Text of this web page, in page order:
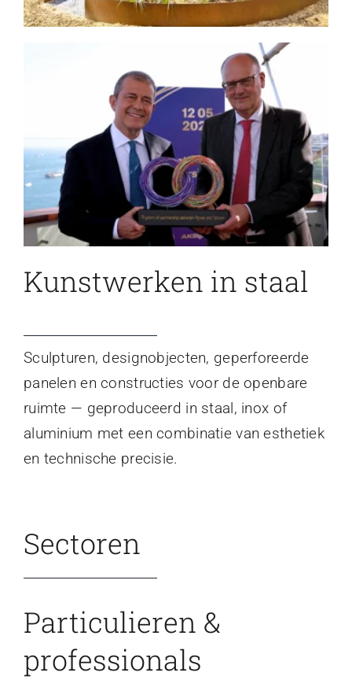
Kunstwerken in staal
Sculpturen, designobjecten, geperforeerde
panelen en constructies voor de openbare
ruimte — geproduceerd in staal, inox of
aluminium met een combinatie van esthetiek
en technische precisie.
Sectoren
Particulieren &
professionals